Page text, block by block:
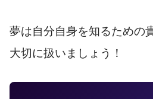
夢は自分自身を知るための
大切に扱いましょう！